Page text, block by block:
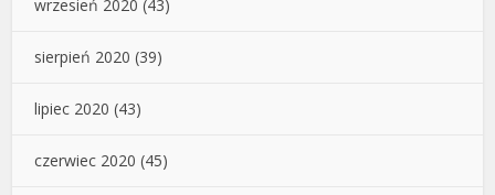
wrzesień 2020 (43)
sierpień 2020 (39)
lipiec 2020 (43)
czerwiec 2020 (45)